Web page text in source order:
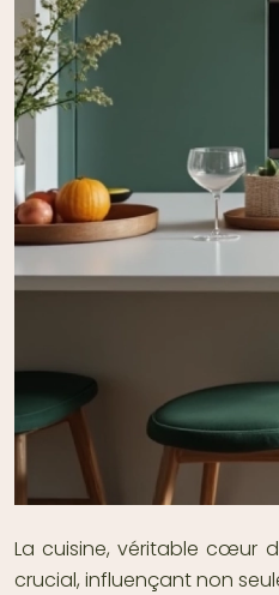
La cuisine, véritable cœur
crucial, influençant non